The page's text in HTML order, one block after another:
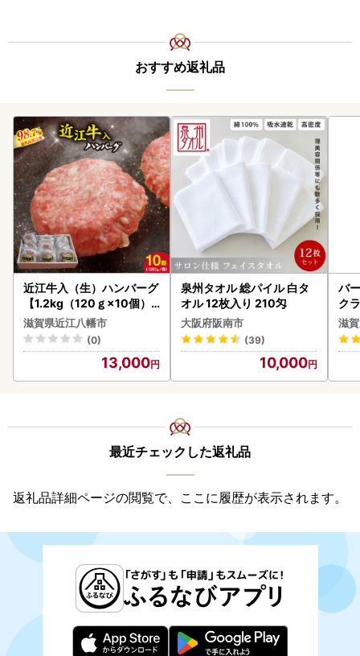
おすすめ返礼品
近江牛入（生）ハンバーグ
【1.2kg（120ｇ×10個）
】【AG09W】
滋賀県近江八幡市
(0)
13,000
泉州タオル 総パイル 白タ
オル 12枚入り 210匁
大阪府阪南市
(39)
10,000
バ
ク
ア
ン
滋
最近チェックした返礼品
返礼品詳細ページの閲覧で、ここに履歴が表示されます。